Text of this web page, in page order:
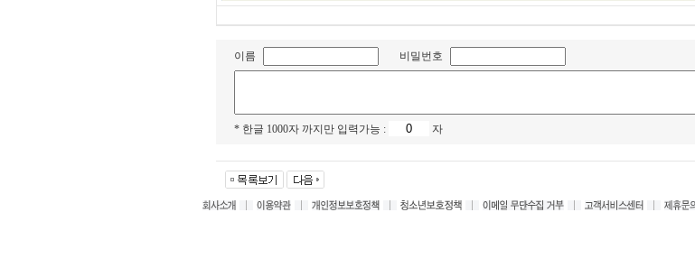
이름 비밀번호
* 한글 1000자 까지만 입력가능 : 자